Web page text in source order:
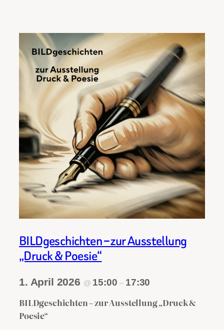
BILDgeschichten – zur Ausstellung
„Druck & Poesie“
1. April 2026 @ 15:00– 17:30
BILDgeschichten – zur Ausstellung „Druck &
Poesie“